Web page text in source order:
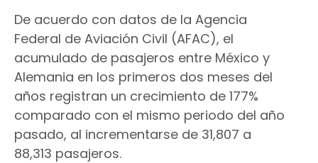
De acuerdo con datos de la Agencia
Federal de Aviación Civil (AFAC), el
acumulado de pasajeros entre México y
Alemania en los primeros dos meses del
años registran un crecimiento de 177%
comparado con el mismo periodo del año
pasado, al incrementarse de 31,807 a
88,313 pasajeros.